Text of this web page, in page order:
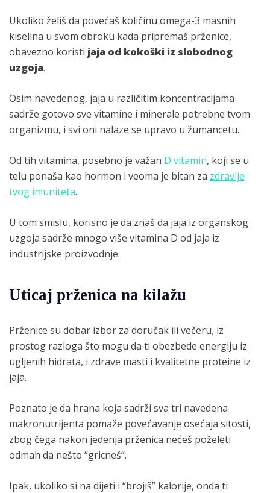
Ukoliko želiš da povećaš količinu omega-3 masnih
kiselina u svom obroku kada pripremaš prženice,
obavezno koristi jaja od kokoški iz slobodnog
uzgoja.
Osim navedenog, jaja u različitim koncentracijama
sadrže gotovo sve vitamine i minerale potrebne tvom
organizmu, i svi oni nalaze se upravo u žumancetu.
Od tih vitamina, posebno je važan D vitamin, koji se u
telu ponaša kao hormon i veoma je bitan za zdravlje
tvog imuniteta.
U tom smislu, korisno je da znaš da jaja iz organskog
uzgoja sadrže mnogo više vitamina D od jaja iz
industrijske proizvodnje.
Uticaj prženica na kilažu
Prženice su dobar izbor za doručak ili večeru, iz
prostog razloga što mogu da ti obezbede energiju iz
ugljenih hidrata, i zdrave masti i kvalitetne proteine iz
jaja.
Poznato je da hrana koja sadrži sva tri navedena
makronutrijenta pomaže povećavanje osećaja sitosti,
zbog čega nakon jedenja prženica nećeš poželeti
odmah da nešto “gricneš”.
Ipak, ukoliko si na dijeti i “brojiš” kalorije, onda ti